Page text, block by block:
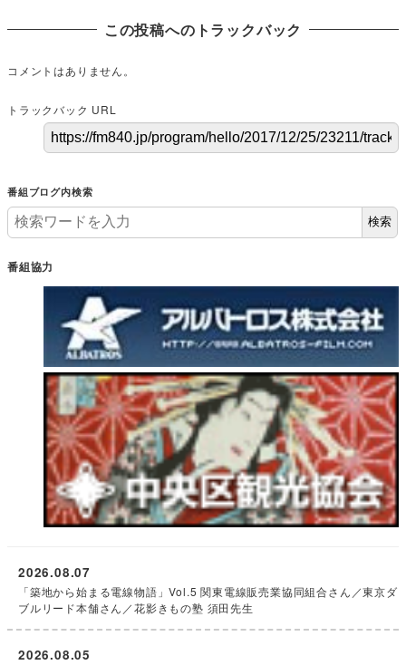
この投稿へのトラックバック
コメントはありません。
トラックバック URL
番組ブログ内検索
検索
番組協力
「築地から始まる電線物語」Vol.5 関東電線販売業協同組合さん／東京ダ
ブルリード本舗さん／花影きもの塾 須田先生
2026.08.07
2026.08.05